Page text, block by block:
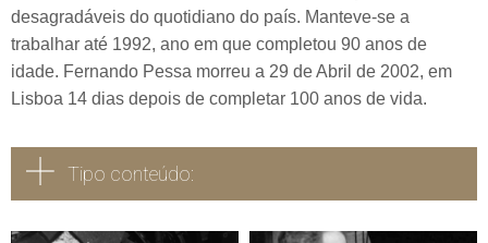
desagradáveis do quotidiano do país. Manteve-se a
trabalhar até 1992, ano em que completou 90 anos de
idade. Fernando Pessa morreu a 29 de Abril de 2002, em
Lisboa 14 dias depois de completar 100 anos de vida.
Tipo conteúdo: